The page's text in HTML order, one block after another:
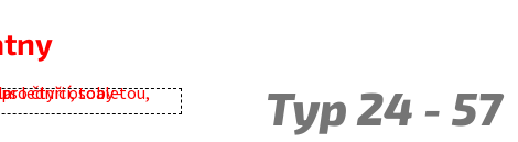
Typ 24 - 57